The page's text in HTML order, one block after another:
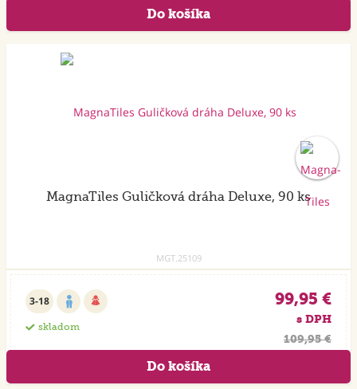
MagnaTiles Guličková dráha Deluxe, 90 ks
MGT.25109
3-18
skladom
99,95 €
s DPH
109,95 €